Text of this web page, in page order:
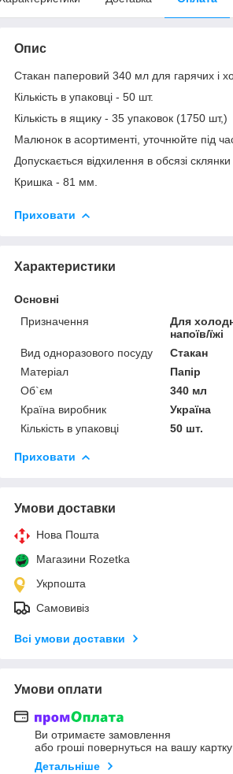
Опис
Стакан паперовий 340 мл для гарячих і
Кількість в упаковці - 50 шт.
Кількість в ящику - 35 упаковок (1750 шт,)
Малюнок в асортименті, уточнюйте під
Допускається відхилення в обсязі
Кришка - 81 мм.
Приховати
Характеристики
Основні
Призначення
Для
напоїв/їжі
Вид одноразового посуду
Стакан
Матеріал
Папір
Об`єм
340 мл
Країна виробник
Україна
Кількість в упаковці
50 шт.
Приховати
Умови доставки
Нова Пошта
Магазини Rozetka
Укрпошта
Самовивіз
Всі умови доставки
Умови оплати
Ви отримаєте замовлення
або гроші повернуться на вашу картку
Детальніше